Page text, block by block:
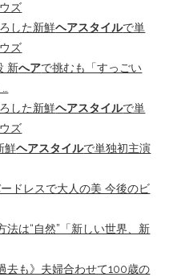
ズ
した新鮮ヘアスタイルで単
ズ
新へアで挑むも「すっごい
した新鮮ヘアスタイルで単
ズ
鮮ヘアスタイルで単独初主演
ドレスで大人の美 今後のビ
法は“自然”「新しい世界、新
去も》夫婦合わせて100歳の